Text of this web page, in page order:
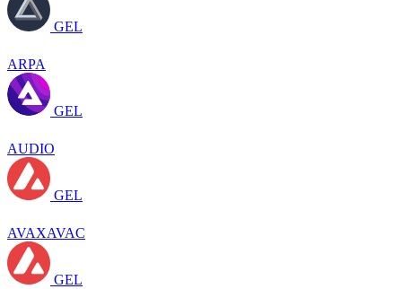
GEL
ARPA
GEL
AUDIO
GEL
AVAXAVAC
GEL